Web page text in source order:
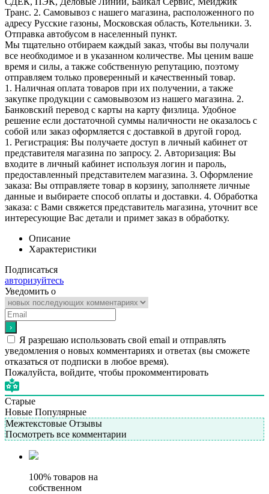
Транс. 2. Самовывоз с нашего магазина, расположенного по
адресу Русские газоны, Московская область, Котельники. 3.
Отправка автобусом в населенный пункт.
Мы тщательно отбираем каждый заказ, чтобы вы получали
все необходимое и в указанном количестве. Мы ценим ваше
время и силы, а также собственную репутацию, поэтому
отправляем только проверенный и качественный товар.
1. Наличная оплата товаров при их получении, а также
закупке продукции с самовывозом из нашего магазина. 2.
Банковский перевод с карты на карту физлица. Удобное
решение если достаточной суммы наличности не оказалось с
собой или заказ оформляется с доставкой в другой город.
1. Регистрация: Вы получаете доступ в личный кабинет от
представителя магазина по запросу. 2. Авторизация: Вы
входите в личный кабинет используя логин и пароль,
предоставленный представителем магазина. 3. Оформление
заказа: Вы отправляете товар в корзину, заполняете личные
данные и выбираете способ оплаты и доставки. 4. Обработка
заказа: с Вами свяжется представитель магазина, уточнит все
интересующие Вас детали и примет заказ в обработку.
Описание
Характеристики
Подписаться
авторизуйтесь
Уведомить о
Я разрешаю использовать свой email и отправлять
уведомления о новых комментариях и ответах (вы cможете
отказаться от подписки в любое время).
Пожалуйста, войдите, чтобы прокомментировать
Старые
Новые Популярные
Межтекстовые Отзывы
Посмотреть все комментарии
100% товаров на
собственном